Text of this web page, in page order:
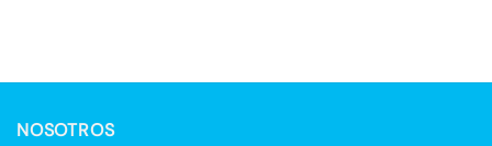
NOSOTROS